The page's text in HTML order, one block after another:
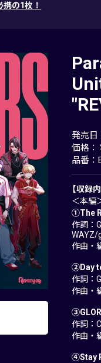
の1枚！
発売日
価格：
品番：
【収録内
＜本編
①The
作詞：
WAYZ/
作曲・
②Day
作詞：
作曲・
作詞：
作曲・
④Stay